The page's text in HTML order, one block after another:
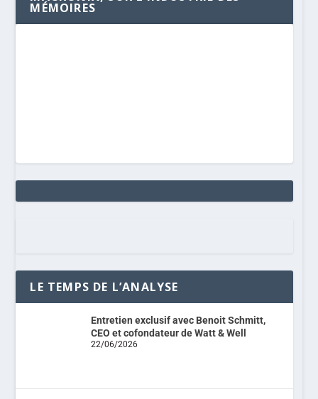
MÉMOIRES
LE TEMPS DE L’ANALYSE
Entretien exclusif avec Benoit Schmitt,
CEO et cofondateur de Watt & Well
22/06/2026